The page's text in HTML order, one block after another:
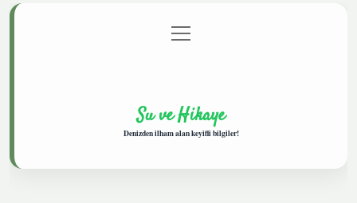
Gizlilik Politikası
menüyü
aç
Su ve Hikaye
Denizden ilham alan keyifli bilgiler!